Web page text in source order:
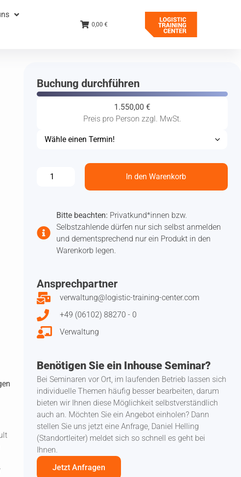
0,00 €
Buchung durchführen
1.550,00€
Preis pro Person zzgl. MwSt.
In den Warenkorb
Bitte beachten: Privatkund*innen bzw.
Selbstzahlende dürfen nur sich selbst anmelden
und dementsprechend nur ein Produkt in den
Warenkorb legen.
Ansprechpartner
verwaltung@logistic-training-center.com
+49 (06102) 88270 - 0
Verwaltung
Benötigen Sie ein Inhouse Seminar?
Bei Seminaren vor Ort, im laufenden Betrieb lassen sich
individuelle Themen häufig besser bearbeiten, darum
bieten wir Ihnen diese Möglichkeit selbstverständlich
auch an. Möchten Sie ein Angebot einholen? Dann
stellen Sie uns jetzt eine Anfrage, Daniel Helling
(Standortleiter) meldet sich so schnell es geht bei
Ihnen.
Jetzt Anfragen